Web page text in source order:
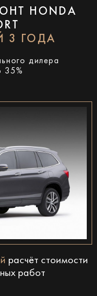
HONDA
3 ГОДА
дилера
35%
расчёт стоимости
работ